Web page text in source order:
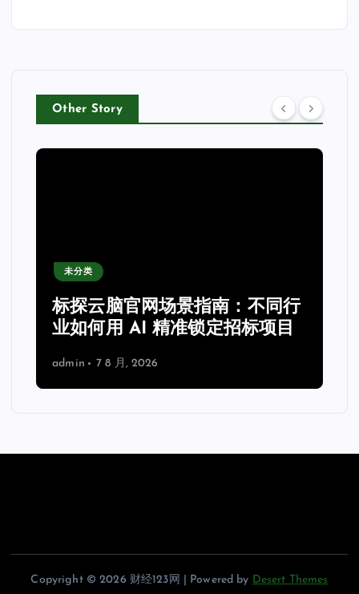
Other Story
未分类
标探云脑官网场景指南：不同行
业如何用 AI 精准锁定招标项目
admin 7 8 月, 2026
Copyright © 2026 财经123网 | Powered by Desert Themes